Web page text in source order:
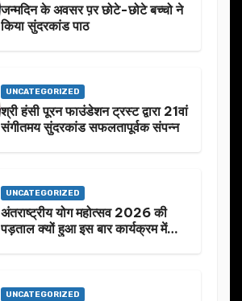
जन्मदिन के अवसर प़र छोटे-छोटे बच्चो ने
किया सुंदरकांड पाठ
UNCATEGORIZED
श्री हंसी पूरन फाउंडेशन ट्रस्ट द्वारा 21वां
संगीतमय सुंदरकांड सफलतापूर्वक संपन्न
UNCATEGORIZED
अंतराष्ट्रीय योग महोत्सव 2026 की
पड़ताल क्यों हुआ इस बार कार्यक्रम में
UNCATEGORIZED